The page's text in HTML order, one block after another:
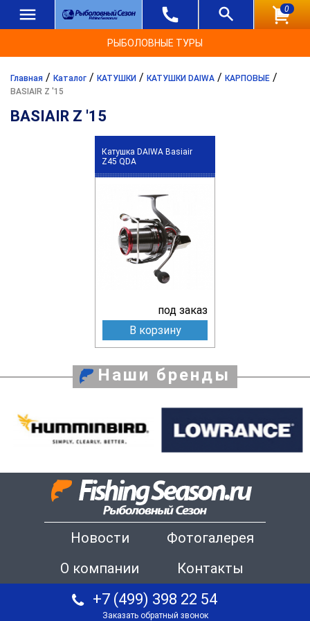
0
РЫБОЛОВНЫЕ ТУРЫ
Главная / Каталог / КАТУШКИ / КАТУШКИ DAIWA / КАРПОВЫЕ /
BASIAIR Z '15
BASIAIR Z '15
Катушка DAIWA Basiair
Z45 QDA
под заказ
В корзину
Наши бренды
Новости
Фотогалерея
О компании
Контакты
+7 (499) 398 22 54
Заказать обратный звонок